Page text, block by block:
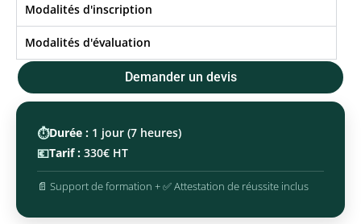
Modalités d'inscription
Modalités d'évaluation
Demander un devis
⏱️Durée : 1 jour (7 heures)
💶Tarif : 330€ HT
📄 Support de formation + ✅ Attestation de réussite inclus